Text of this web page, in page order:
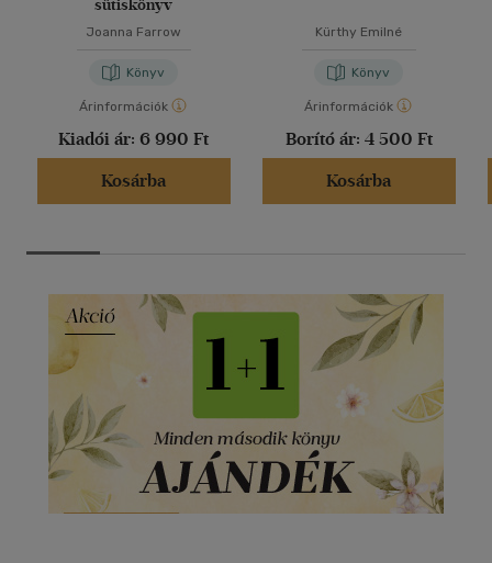
sütiskönyv
Joanna Farrow
Könyv
Árinformációk
Kiadói ár: 6 990 Ft
Kosárba
Kürthy Emilné
Könyv
Árinformációk
Borító ár: 4 500 Ft
Kosárba